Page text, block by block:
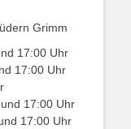
Grimm
17:00 Uhr
17:00 Uhr
17:00 Uhr
17:00 Uhr